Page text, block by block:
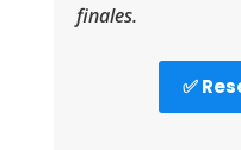
finales.
✅